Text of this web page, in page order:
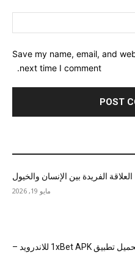
Save my name, email, and
next time I comment.
العلاقة الفريدة بين الإنسان والخيول
مايو 19, 2026
عنوان: تحميل تطبيق 1xBet APK للاندرويد –